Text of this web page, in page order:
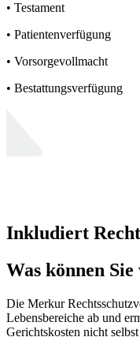
• Testament
• Patientenverfügung
• Vorsorgevollmacht
• Bestattungsverfügung
Inkludiert
Was können
Die Merkur
Lebensbereiche ab und
Gerichtskosten nicht